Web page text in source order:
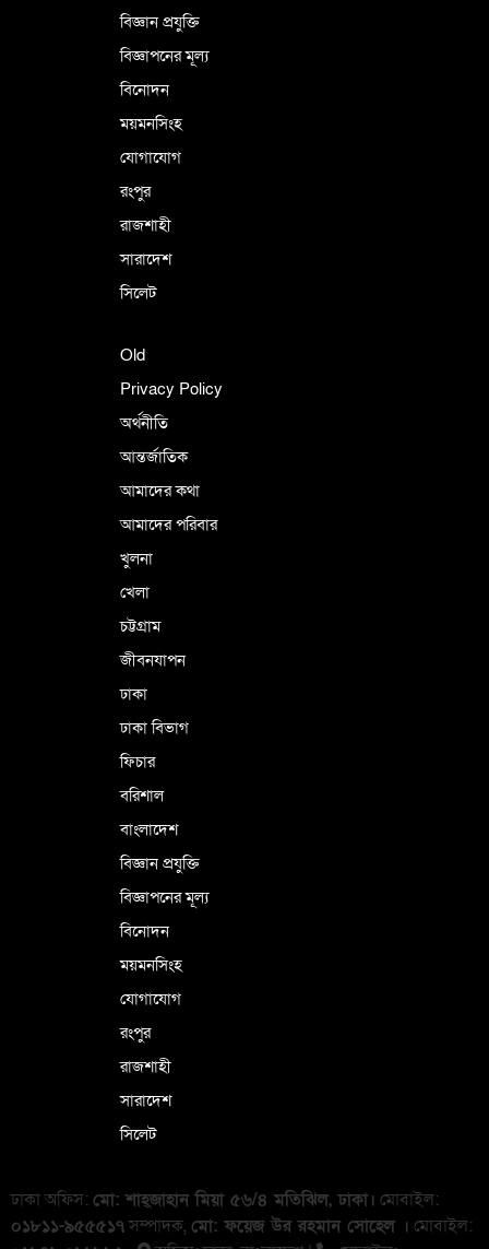
বিজ্ঞান প্রযুক্তি
বিজ্ঞাপনের মূল্য
বিনোদন
ময়মনসিংহ
যোগাযোগ
রংপুর
রাজশাহী
সারাদেশ
সিলেট
Old
Privacy Policy
অর্থনীতি
আন্তর্জাতিক
আমাদের কথা
আমাদের পরিবার
খুলনা
খেলা
চট্টগ্রাম
জীবনযাপন
ঢাকা
ঢাকা বিভাগ
ফিচার
বরিশাল
বাংলাদেশ
বিজ্ঞান প্রযুক্তি
বিজ্ঞাপনের মূল্য
বিনোদন
ময়মনসিংহ
যোগাযোগ
রংপুর
রাজশাহী
সারাদেশ
সিলেট
ঢাকা অফিস: মো: শাহ্জাহান মিয়া ৫৬/৪ মতিঝিল, ঢাকা। মোবাইল:
০১৮১১-৯৫৫৫১৭সম্পাদক, মো: ফয়েজ উর রহমান সোহেল । মোবাইল: